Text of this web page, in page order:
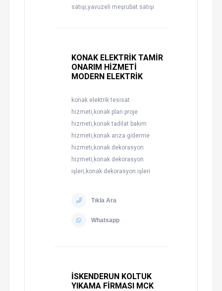
satışı,yavuzeli meşrubat satışı
KONAK ELEKTRİK TAMİR
ONARIM HİZMETİ
MODERN ELEKTRİK
konak elektrik tesisat
hizmeti,konak plan proje
hizmeti,konak tadilat bakım
hizmeti,konak arıza giderme
hizmeti,konak dekorasyon
hizmeti,konak dekorasyon
işleri,konak dekorasyon işleri
Tıkla Ara
Whatsapp
İSKENDERUN KOLTUK
YIKAMA FİRMASI MCK